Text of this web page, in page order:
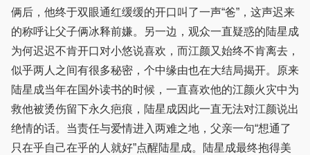
俩后，他终于双眼通红缓缓的开口叫了一声“爸”，这声迟来
的称呼让父子俩冰释前嫌。另一边，观众一直疑惑的陆星成
为何迟迟不肯开口对小悠说喜欢，而江颜又始终不肯离去，
似乎两人之间有很多秘密，个中缘由也在大结局揭开。原来
陆星成当年在国外读书的时候，一直喜欢他的江颜火灾中为
救他被烫伤留下永久疤痕，陆星成因此一直无法对江颜说出
绝情的话。当责任与爱情进入两难之地，父亲一句“想通了
只在乎自己在乎的人就好”点醒陆星成。陆星成最终抱得美